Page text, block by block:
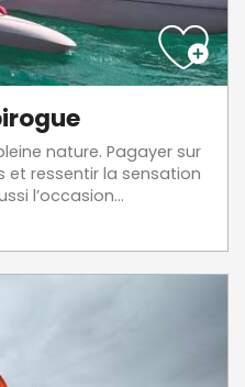
nature. Pagayer sur
et ressentir la sensation
l’occasion...